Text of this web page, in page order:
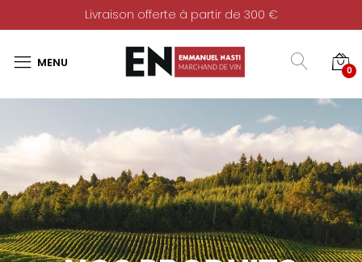
Livraison offerte à partir de 300 €
0